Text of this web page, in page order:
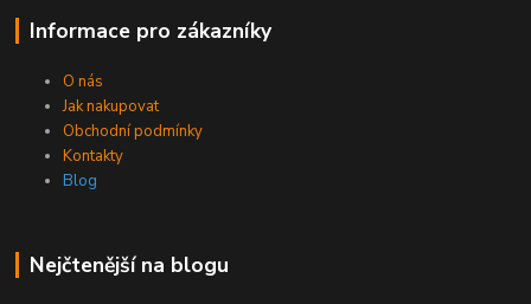
Informace pro zákazníky
O nás
Jak nakupovat
Obchodní podmínky
Kontakty
Blog
Nejčtenější na blogu